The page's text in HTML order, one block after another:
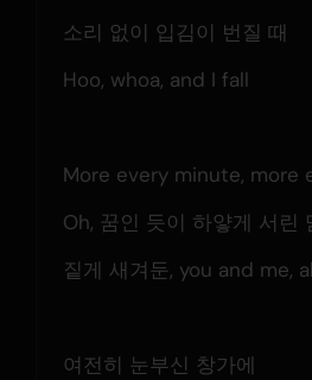
소리 없이 입김이 번질 때
Hoo, whoa, and I fall
More every minute, more
Oh, 꿈인 듯이 하얗게 서린
짙게 새겨둔, you and me,
여전히 눈부신 창가에